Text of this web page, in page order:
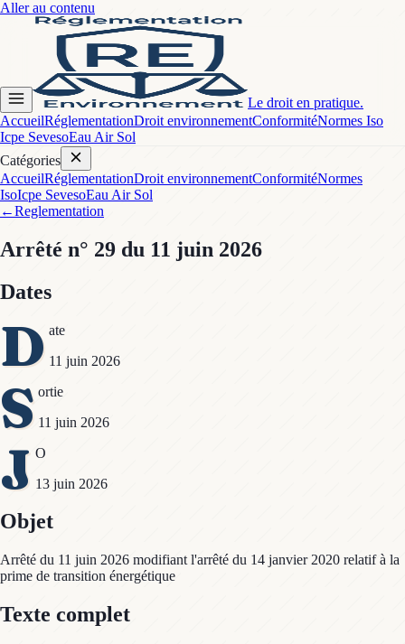
Aller au contenu
Le droit en pratique.
AccueilRéglementationDroit environnementConformitéNormes Iso
Icpe SevesoEau Air Sol
Catégories
AccueilRéglementationDroit environnementConformitéNormes
IsoIcpe SevesoEau Air Sol
←Reglementation
Arrêté n° 29 du 11 juin 2026
Dates
D ate
11 juin 2026
S ortie
11 juin 2026
J O
13 juin 2026
Objet
Arrêté du 11 juin 2026 modifiant l'arrêté du 14 janvier 2020 relatif à la
prime de transition énergétique
Texte complet